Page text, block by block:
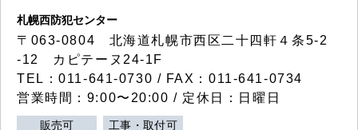
札幌西防犯センター
〒063-0804 北海道札幌市西区二十四軒４条5-2
-12 カピテーヌ24-1F
TEL：011-641-0730 / FAX：011-641-0734
営業時間：9:00〜20:00 / 定休日：日曜日
販売可 工事・取付可